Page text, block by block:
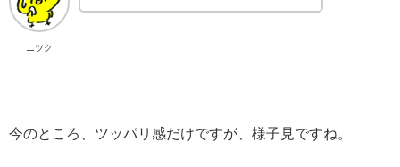
ニツク
今のところ、ツッパリ感だけですが、様子見ですね。